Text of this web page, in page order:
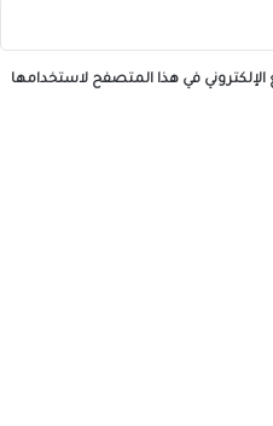
في هذا المتصفح لاستخدامها